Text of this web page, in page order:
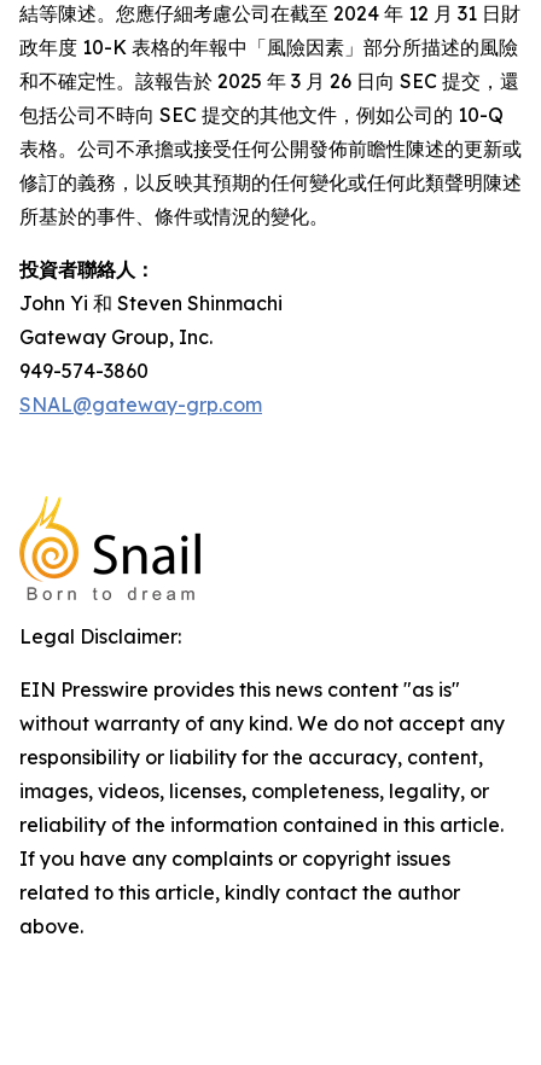
結等陳述。您應仔細考慮公司在截至 2024 年 12 月 31 日財
政年度 10-K 表格的年報中「風險因素」部分所描述的風險
和不確定性。該報告於 2025 年 3 月 26 日向 SEC 提交，還
包括公司不時向 SEC 提交的其他文件，例如公司的 10-Q
表格。公司不承擔或接受任何公開發佈前瞻性陳述的更新或
修訂的義務，以反映其預期的任何變化或任何此類聲明陳述
所基於的事件、條件或情況的變化。
投資者聯絡人：
John Yi 和 Steven Shinmachi
Gateway Group, Inc.
949-574-3860
SNAL@gateway-grp.com
Legal Disclaimer:
EIN Presswire provides this news content "as is"
without warranty of any kind. We do not accept any
responsibility or liability for the accuracy, content,
images, videos, licenses, completeness, legality, or
reliability of the information contained in this article.
If you have any complaints or copyright issues
related to this article, kindly contact the author
above.